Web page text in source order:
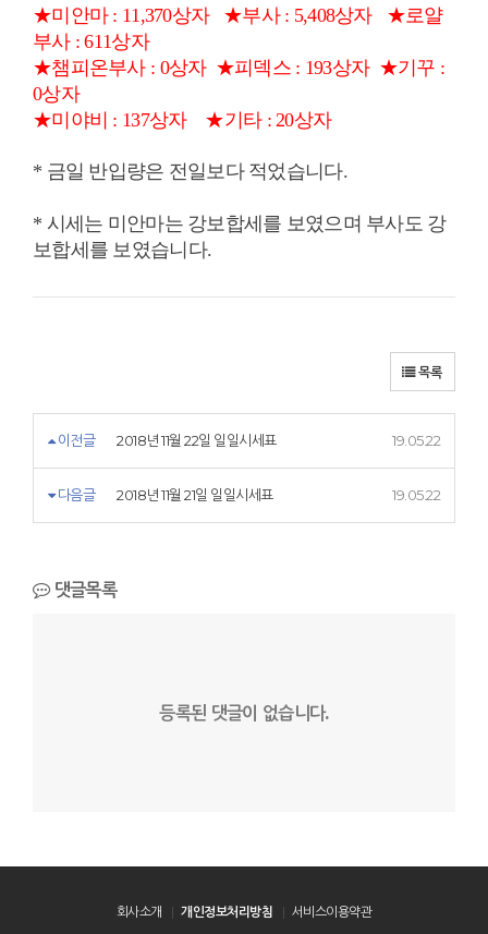
★미안마 : 11,370상자
★부사 : 5,408상자 ★로얄
부사 : 611상자
★챔피온부사 : 0상자 ★피덱스 : 193상자 ★기꾸 :
0상자
★미야비 : 137상자 ★기타 : 20상자
* 금일 반입량은 전일보다 적었습니다.
* 시세는 미안마는 강보합세를 보였으며 부사도 강
보합세를 보였습니다.
목록
이전글 2018년 11월 22일 일일시세표 19.05.22
다음글 2018년 11월 21일 일일시세표 19.05.22
댓글목록
등록된 댓글이 없습니다.
회사소개 개인정보처리방침 서비스이용약관